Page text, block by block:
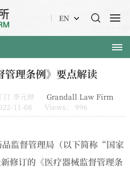
EN
管理条例》要点解读
汀 李元婷
Grandall Law Firm
11-08
Views： 996
监督管理局（以下简称“国家
修订的《医疗器械监督管理条